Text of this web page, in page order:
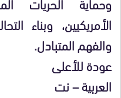
الأمريكيين، وبناء
والفهم المتبادل.
عودة للأعلى
العربية – نت